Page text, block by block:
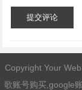
提交评论
Copyright Your
歌账号购买,google